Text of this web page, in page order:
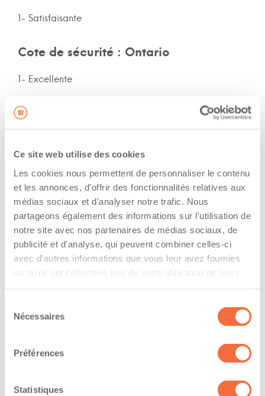
Ce site web utilise des cookies
Les cookies nous permettent de personnaliser le contenu
et les annonces, d'offrir des fonctionnalités relatives aux
médias sociaux et d'analyser notre trafic. Nous
partageons également des informations sur l'utilisation de
notre site avec nos partenaires de médias sociaux, de
publicité et d'analyse, qui peuvent combiner celles-ci
avec d'autres informations que vous leur avez fournies
ou qu'ils ont collectées lors de votre utilisation de leurs
Nécessaires
Préférences
Statistiques
1- Satisfaisante
Cote de sécurité : Ontario
1- Excellente
Cote de sécurité: autres provinces
Assurances et immatriculation
Possède ses propres assurances
Veux adhérer aux assurances de la flotte de
l’entreprise
The driver hold a driving licence from:
quebec
Diplômes et certifications